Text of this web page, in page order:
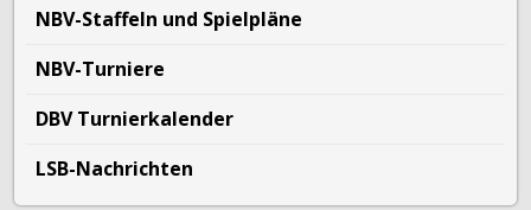
NBV-Staffeln und Spielpläne
NBV-Turniere
DBV Turnierkalender
LSB-Nachrichten